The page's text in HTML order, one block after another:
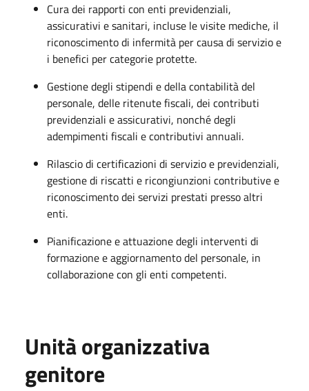
Cura dei rapporti con enti previdenziali,
assicurativi e sanitari, incluse le visite mediche, il
riconoscimento di infermità per causa di servizio e
i benefici per categorie protette.
Gestione degli stipendi e della contabilità del
personale, delle ritenute fiscali, dei contributi
previdenziali e assicurativi, nonché degli
adempimenti fiscali e contributivi annuali.
Rilascio di certificazioni di servizio e previdenziali,
gestione di riscatti e ricongiunzioni contributive e
riconoscimento dei servizi prestati presso altri
enti.
Pianificazione e attuazione degli interventi di
formazione e aggiornamento del personale, in
collaborazione con gli enti competenti.
Unità organizzativa
genitore